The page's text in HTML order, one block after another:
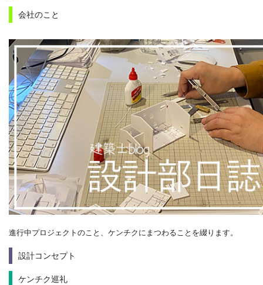
会社のこと
進行中プロジェクトのこと、ケンチクにまつわることを綴ります。
設計コンセプト
ケンチク巡礼